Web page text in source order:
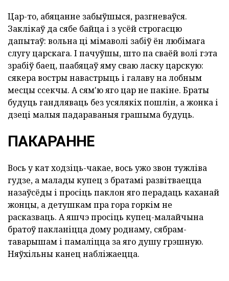
Цар-то, абяцанне забыўшыся, разгневаўся.
Заклікаў да сябе байца і з усёй строгасцю
дапытаў: вольна ці мімаволі забіў ён любімага
слугу царскага. І пачуўшы, што па сваёй волі гэта
зрабіў баец, паабяцаў яму сваю ласку царскую:
сякера востры навастрыць і галаву на лобным
месцы ссекчы. А сям'ю яго цар не пакіне. Браты
будуць гандляваць без усялякіх пошлін, а жонка і
дзеці малыя падараваныя грашыма будуць.
ПАКАРАННЕ
Вось у кат ходзіць-чакае, вось ужо звон тужліва
гудзе, а малады купец з братамі развітваецца
назаўсёды і просіць паклон яго перадаць каханай
жонцы, а детушкам пра гора горкім не
расказваць. А яшчэ просіць купец-малайчына
братоў пакланіцца дому роднаму, сябрам-
таварышам і памаліцца за яго душу грэшную.
Няўхільны канец набліжаецца.